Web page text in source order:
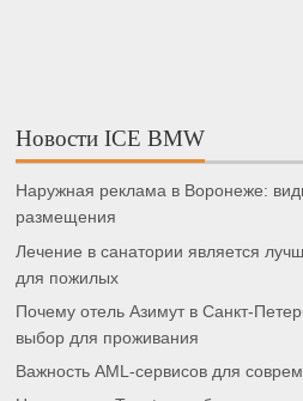
Новости ICE BMW
Наружная реклама в Воронеже:
размещения
Лечение в санатории является
для пожилых
Почему отель Азимут в Санкт-
выбор для проживания
Важность AML-сервисов для